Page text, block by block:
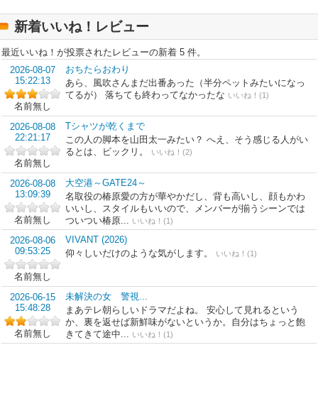
新着いいね！レビュー
最近いいね！が投票されたレビューの新着 5 件。
2026-08-07
15:22:13
名前無し
おちたらおわり
あら、風吹さんまだ出番あった（半分ペットみたいになっ
てるが） 落ちても終わってなかったな いいね！(1)
2026-08-08
22:21:17
名前無し
Tシャツが乾くまで
この人の脚本を山田太一みたい？ へえ、そう感じる人がい
るとは、ビックリ。
いいね！(2)
2026-08-08
13:09:39
名前無し
大空港～GATE24～
名取役の椿原愛の方が華やかだし、背も高いし、顔もかわ
いいし、スタイルもいいので、メンバーが揃うシーンでは
ついつい椿原... いいね！(1)
2026-08-06
09:53:25
名前無し
VIVANT (2026)
仰々しいだけのような気がします。
いいね！(1)
2026-06-15
15:48:28
名前無し
未解決の女 警視...
まあテレ朝らしいドラマだよね。 安心して見れるという
か、裏を返せば新鮮味がないというか。自分はちょっと飽
きてきて途中... いいね！(1)